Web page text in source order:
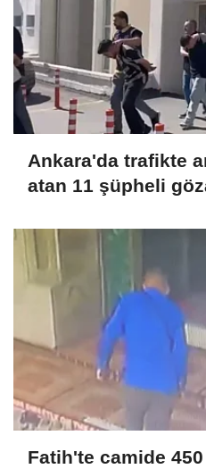
Ankara'da trafikte
atan 11 şüpheli
Fatih'te camide